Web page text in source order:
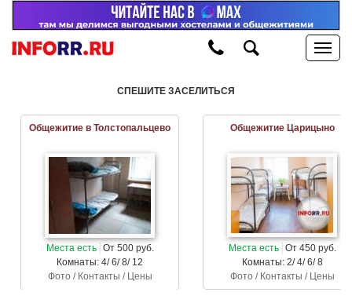
СПЕШИТЕ ЗАСЕЛИТЬСЯ
Общежитие в Толстопальцево
Места есть От 500 руб.
Комнаты: 4/ 6/ 8/ 12
Фото / Контакты / Цены
Общежитие Царицыно
Места есть От 450 руб.
Комнаты: 2/ 4/ 6/ 8
Фото / Контакты / Цены